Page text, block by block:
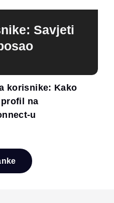
Savjeti
korisnike: Kako
na
u